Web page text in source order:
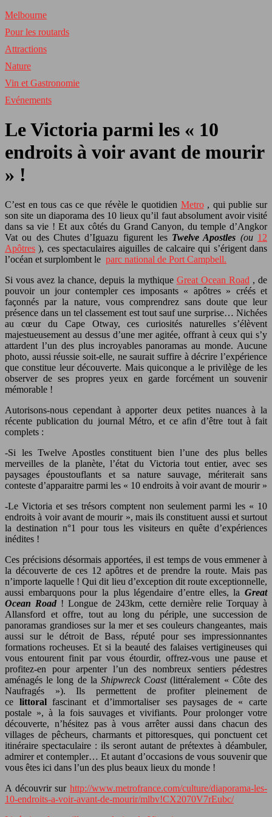
Melbourne
Pour les routards
Attractions
Nature
Vin et Gastronomie
Evénements
Le Victoria parmi les « 10
endroits à voir avant de mourir
» !
C’est en tous cas ce que révèle le quotidien Metro, qui publie sur
son site un diaporama des 10 lieux qu’il faut absolument avoir visité
dans sa vie ! Et aux côtés du Grand Canyon, du temple d’Angkor
Vat ou des Chutes d’Iguazu figurent les Twelve Apostles (ou 12
Apôtres ), ces spectaculaires aiguilles de calcaire qui s’érigent dans
l’océan et surplombent le parc national de Port Campbell.
Si vous avez la chance, depuis la mythique Great Ocean Road , de
pouvoir un jour contempler ces imposants « apôtres » créés et
façonnés par la nature, vous comprendrez sans doute que leur
présence dans un tel classement est tout sauf une surprise… Nichées
au cœur du Cape Otway, ces curiosités naturelles s’élèvent
majestueusement au dessus d’une mer agitée, offrant à ceux qui s’y
attardent l’un des plus incroyables panoramas au monde. Aucune
photo, aussi réussie soit-elle, ne saurait suffire à décrire l’expérience
que constitue leur découverte. Mais quiconque a le privilège de les
observer de ses propres yeux en garde forcément un souvenir
mémorable !
Autorisons-nous cependant à apporter deux petites nuances à la
récente publication du journal Métro, et ce afin d’être tout à fait
complets :
-Si les Twelve Apostles constituent bien l’une des plus belles
merveilles de la planète, l’état du Victoria tout entier, avec ses
paysages époustouflants et sa nature sauvage, mériterait sans
conteste d’apparaitre parmi les « 10 endroits à voir avant de mourir »
-Le Victoria et ses trésors comptent non seulement parmi les « 10
endroits à voir avant de mourir », mais ils constituent aussi et surtout
la destination n°1 pour tous les visiteurs en quête d’expériences
inédites !
Ces précisions désormais apportées, il est temps de vous emmener à
la découverte de ces 12 apôtres et de prendre la route. Mais pas
n’importe laquelle ! Qui dit lieu d’exception dit route exceptionnelle,
aussi embarquons pour la plus légendaire d’entre elles, la Great
Ocean Road ! Longue de 243km, cette dernière relie Torquay à
Allansford et offre, tout au long du périple, une succession de
panoramas grandioses sur la mer et ses couleurs changeantes, mais
aussi sur le détroit de Bass, réputé pour ses impressionnantes
formations rocheuses. Et si la beauté des falaises vertigineuses qui
vous entourent finit par vous étourdir, offrez-vous une pause et
profitez-en pour arpenter l’un des nombreux sentiers pédestres
aménagés le long de la Shipwreck Coast(littéralement « Côte des
Naufragés »). Ils permettent de profiter pleinement de
ce littoralfascinant et d’immortaliser ses paysages de « carte
postale », à la fois sauvages et vivifiants. Pour prolonger votre
découverte, n’hésitez pas à vous arrêter aussi dans chacun des
villages de pêcheurs, charmants et pittoresques, qui ponctuent cet
itinéraire spectaculaire : ils seront autant de prétextes à déambuler,
admirer et contempler… Et autant d’occasions de vous souvenir que
vous êtes ici dans l’un des plus beaux lieux du monde !
A découvrir sur http://www.metrofrance.com/culture/diaporama-les-
10-endroits-a-voir-avant-de-mourir/mlbv!CX2070V7rEubc/